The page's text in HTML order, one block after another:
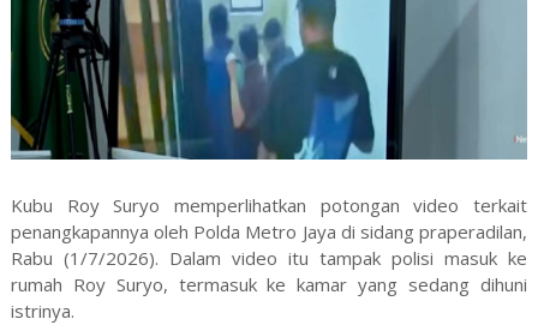
Kubu Roy Suryo memperlihatkan potongan video terkait
penangkapannya oleh Polda Metro Jaya di sidang praperadilan,
Rabu (1/7/2026). Dalam video itu tampak polisi masuk ke
rumah Roy Suryo, termasuk ke kamar yang sedang dihuni
istrinya.